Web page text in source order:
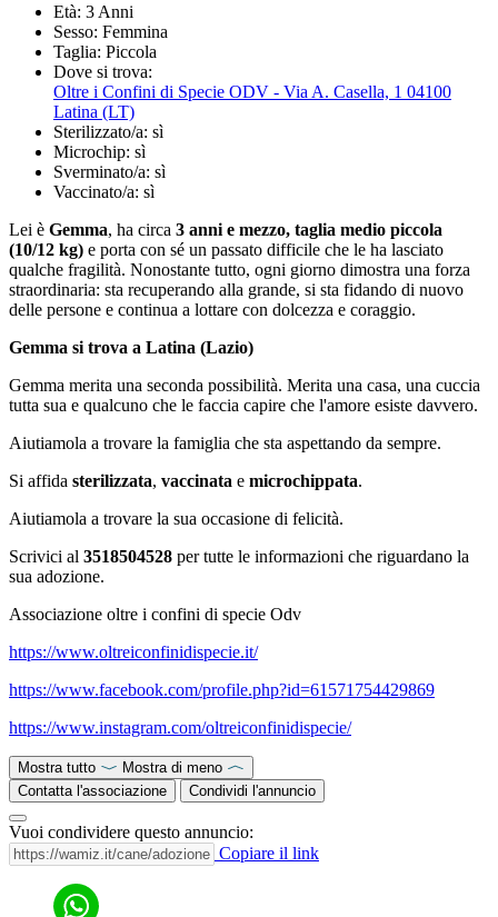
Età: 3 Anni
Sesso: Femmina
Taglia: Piccola
Dove si trova:
Oltre i Confini di Specie ODV - Via A. Casella, 1 04100
Latina (LT)
Sterilizzato/a: sì
Microchip: sì
Sverminato/a: sì
Vaccinato/a: sì
Lei è Gemma, ha circa 3 anni e mezzo, taglia medio piccola
(10/12 kg) e porta con sé un passato difficile che le ha lasciato
qualche fragilità. Nonostante tutto, ogni giorno dimostra una forza
straordinaria: sta recuperando alla grande, si sta fidando di nuovo
delle persone e continua a lottare con dolcezza e coraggio.
Gemma si trova a Latina (Lazio)
Gemma merita una seconda possibilità. Merita una casa, una cuccia
tutta sua e qualcuno che le faccia capire che l'amore esiste davvero.
Aiutiamola a trovare la famiglia che sta aspettando da sempre.
Si affida sterilizzata, vaccinata e microchippata.
Aiutiamola a trovare la sua occasione di felicità.
Scrivici al 3518504528 per tutte le informazioni che riguardano la
sua adozione.
Associazione oltre i confini di specie Odv
https://www.oltreiconfinidispecie.it/
https://www.facebook.com/profile.php?id=61571754429869
https://www.instagram.com/oltreiconfinidispecie/
Mostra tutto
Mostra di meno
Contatta l'associazione
Condividi l'annuncio
Vuoi condividere questo annuncio:
Copiare il link